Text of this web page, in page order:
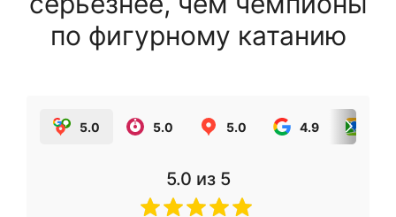
по фигурному катанию
5.0 5.0 5.0 4.9
5.0 из 5